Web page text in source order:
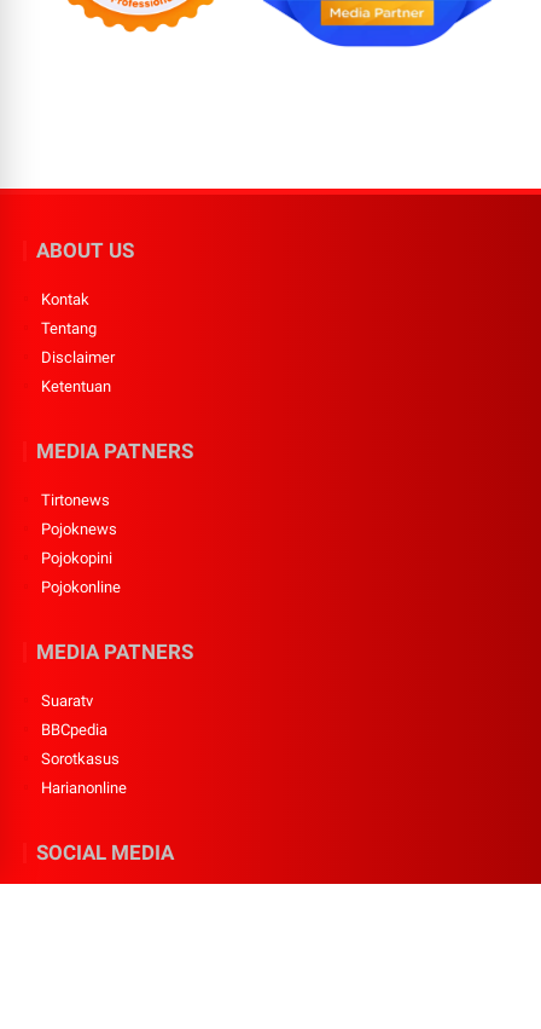
ABOUT US
Kontak
Tentang
Disclaimer
Ketentuan
MEDIA PATNERS
Tirtonews
Pojoknews
Pojokopini
Pojokonline
MEDIA PATNERS
Suaratv
BBCpedia
Sorotkasus
Harianonline
SOCIAL MEDIA